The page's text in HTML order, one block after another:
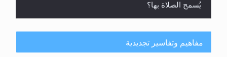
يُسمح الصلاة بها؟
مفاهيم وتفاسير تجديدية